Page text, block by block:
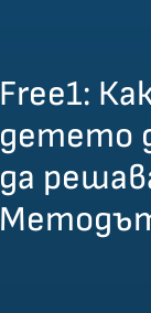
Free1:
детето
да